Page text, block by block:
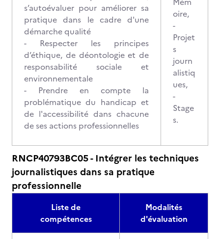
s’autoévaluer pour améliorer sa
pratique dans le cadre d'une
démarche qualité
- Respecter les principes
d’éthique, de déontologie et de
responsabilité sociale et
environnementale
- Prendre en compte la
problématique du handicap et
de l'accessibilité dans chacune
de ses actions professionnelles
oire,
-
Projet
s
journ
alistiq
ues,
-
Stage
s.
RNCP40793BC05 - Intégrer les techniques
journalistiques dans sa pratique
professionnelle
Liste de
compétences
Modalités
d'évaluation